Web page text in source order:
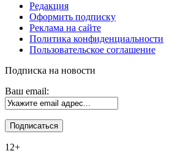
Редакция
Оформить подписку
Реклама на сайте
Политика конфиденциальности
Пользовательское соглашение
Подписка на новости
Ваш email:
12+